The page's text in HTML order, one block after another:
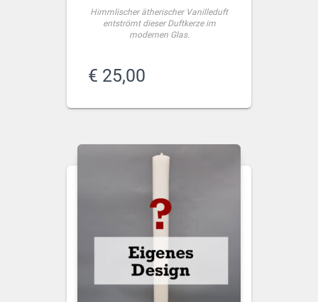
Himmlischer ätherischer Vanilleduft
entströmt dieser Duftkerze im
modernen Glas.
€ 25,00